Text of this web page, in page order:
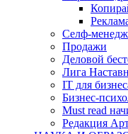
Селф-
Продажи
Деловой
Лига
IT для
Бизнес-
Must read
Редакция